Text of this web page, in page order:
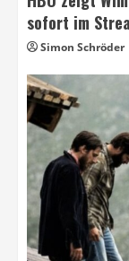
sofort im
Simon Schröder